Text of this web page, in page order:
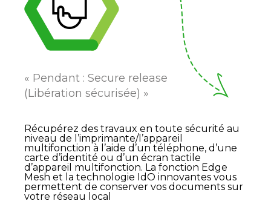
« Pendant : Secure release
(Libération sécurisée) »
Récupérez des travaux en toute sécurité au
niveau de l’imprimante/l’appareil
multifonction à l’aide d’un téléphone, d’une
carte d’identité ou d’un écran tactile
d’appareil multifonction. La fonction Edge
Mesh et la technologie IdO innovantes vous
permettent de conserver vos documents sur
votre réseau local